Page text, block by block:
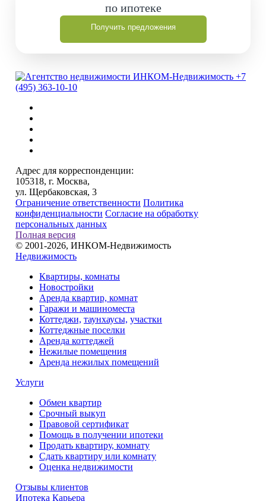
по ипотеке
Получить предложения
+7
(495) 363-10-10
Адрес для корреспонденции:
105318, г. Москва,
ул. Щербаковская, 3
Ограничение ответственности Политика
конфиденциальности Согласие на обработку
персональных данных
Полная версия
© 2001-2026, ИНКОМ-Недвижимость
Недвижимость
Квартиры, комнаты
Новостройки
Аренда квартир, комнат
Гаражи и машиноместа
Коттеджи, таунхаусы, участки
Коттеджные поселки
Аренда коттеджей
Нежилые помещения
Аренда нежилых помещений
Услуги
Обмен квартир
Срочный выкуп
Правовой сертификат
Помощь в получении ипотеки
Продать квартиру, комнату
Сдать квартиру или комнату
Оценка недвижимости
Отзывы клиентов
Ипотека Карьера